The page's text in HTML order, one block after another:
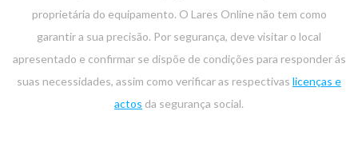
proprietária do equipamento. O Lares Online não tem como
garantir a sua precisão. Por segurança, deve visitar o local
apresentado e confirmar se dispõe de condições para responder ás
suas necessidades, assim como verificar as respectivas licenças e
actos da segurança social.